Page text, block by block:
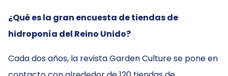
¿Qué es la gran encuesta de tiendas de
hidroponía del Reino Unido?
Cada dos años, la revista Garden Culture se pone en